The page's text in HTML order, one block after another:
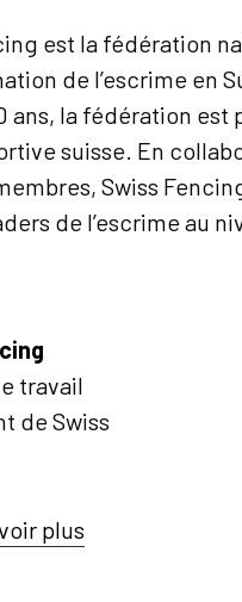
est la fédération
de l’escrime en
ans, la fédération
suisse. En
Swiss
de l’escrime au
travail
de Swiss
plus